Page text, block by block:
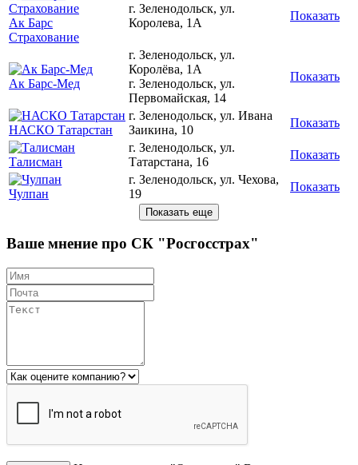
Ак Барс
Страхование
г. Зеленодольск, ул.
Королева, 1А
Показать
Ак Барс-Мед
г. Зеленодольск, ул.
Королёва, 1А
г. Зеленодольск, ул.
Первомайская, 14
Показать
НАСКО Татарстан
г. Зеленодольск, ул. Ивана
Заикина, 10
Показать
Талисман
г. Зеленодольск, ул.
Татарстана, 16
Показать
Чулпан
г. Зеленодольск, ул. Чехова,
19
Показать
Ваше мнение про СК "Росгосстрах"